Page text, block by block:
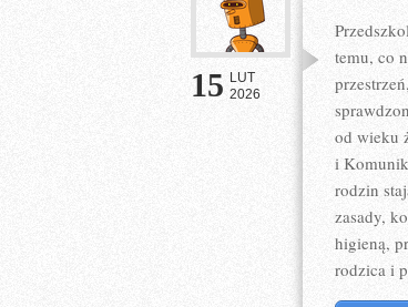
15 LUT
2026
temu, co
od wieku
i
rodzin
zasady,
higieną,
rodzica i